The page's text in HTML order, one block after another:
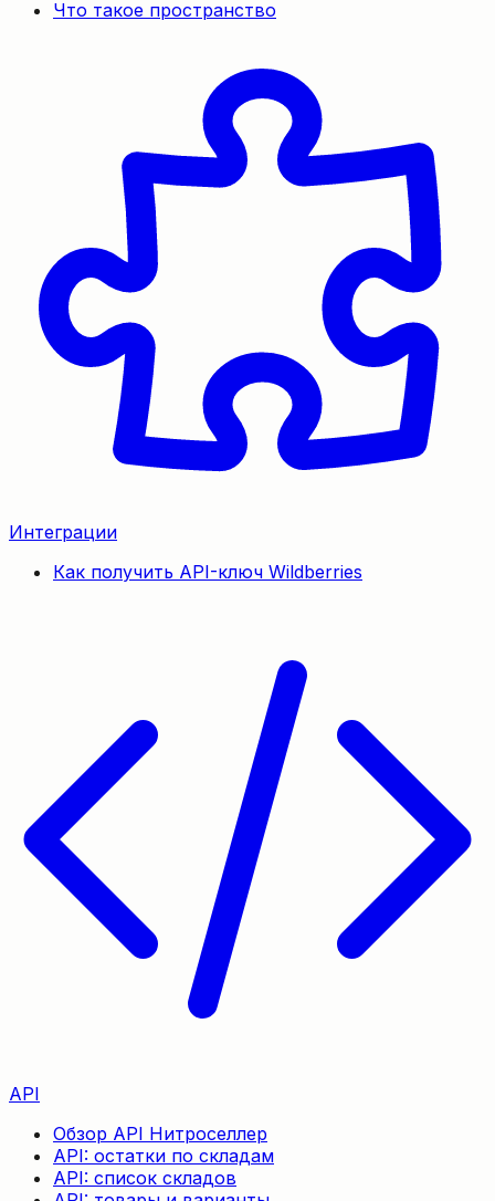
Что такое пространство
Интеграции
Как получить API-ключ Wildberries
API
Обзор API Нитроселлер
API: остатки по складам
API: список складов